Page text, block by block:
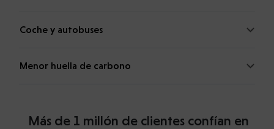
Coche y autobuses
Menor huella de carbono
Más de 1 millón de clientes confían en